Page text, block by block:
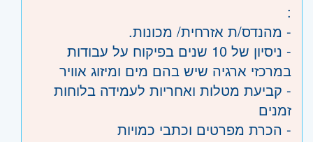
:
- מהנדס/ת אזרחית/ מכונות.
- ניסיון של 10 שנים בפיקוח על עבודות
במרכזי ארגיה שיש בהם מים ומיזוג אוויר
- קביעת מטלות ואחריות לעמידה בלוחות
זמנים
- הכרת מפרטים וכתבי כמויות